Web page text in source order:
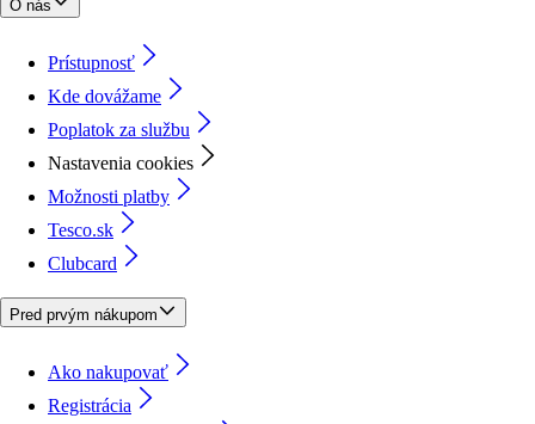
O nás
Prístupnosť
Kde dovážame
Poplatok za službu
Nastavenia cookies
Možnosti platby
Tesco.sk
Clubcard
Pred prvým nákupom
Ako nakupovať
Registrácia